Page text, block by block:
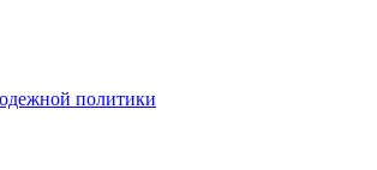
политики